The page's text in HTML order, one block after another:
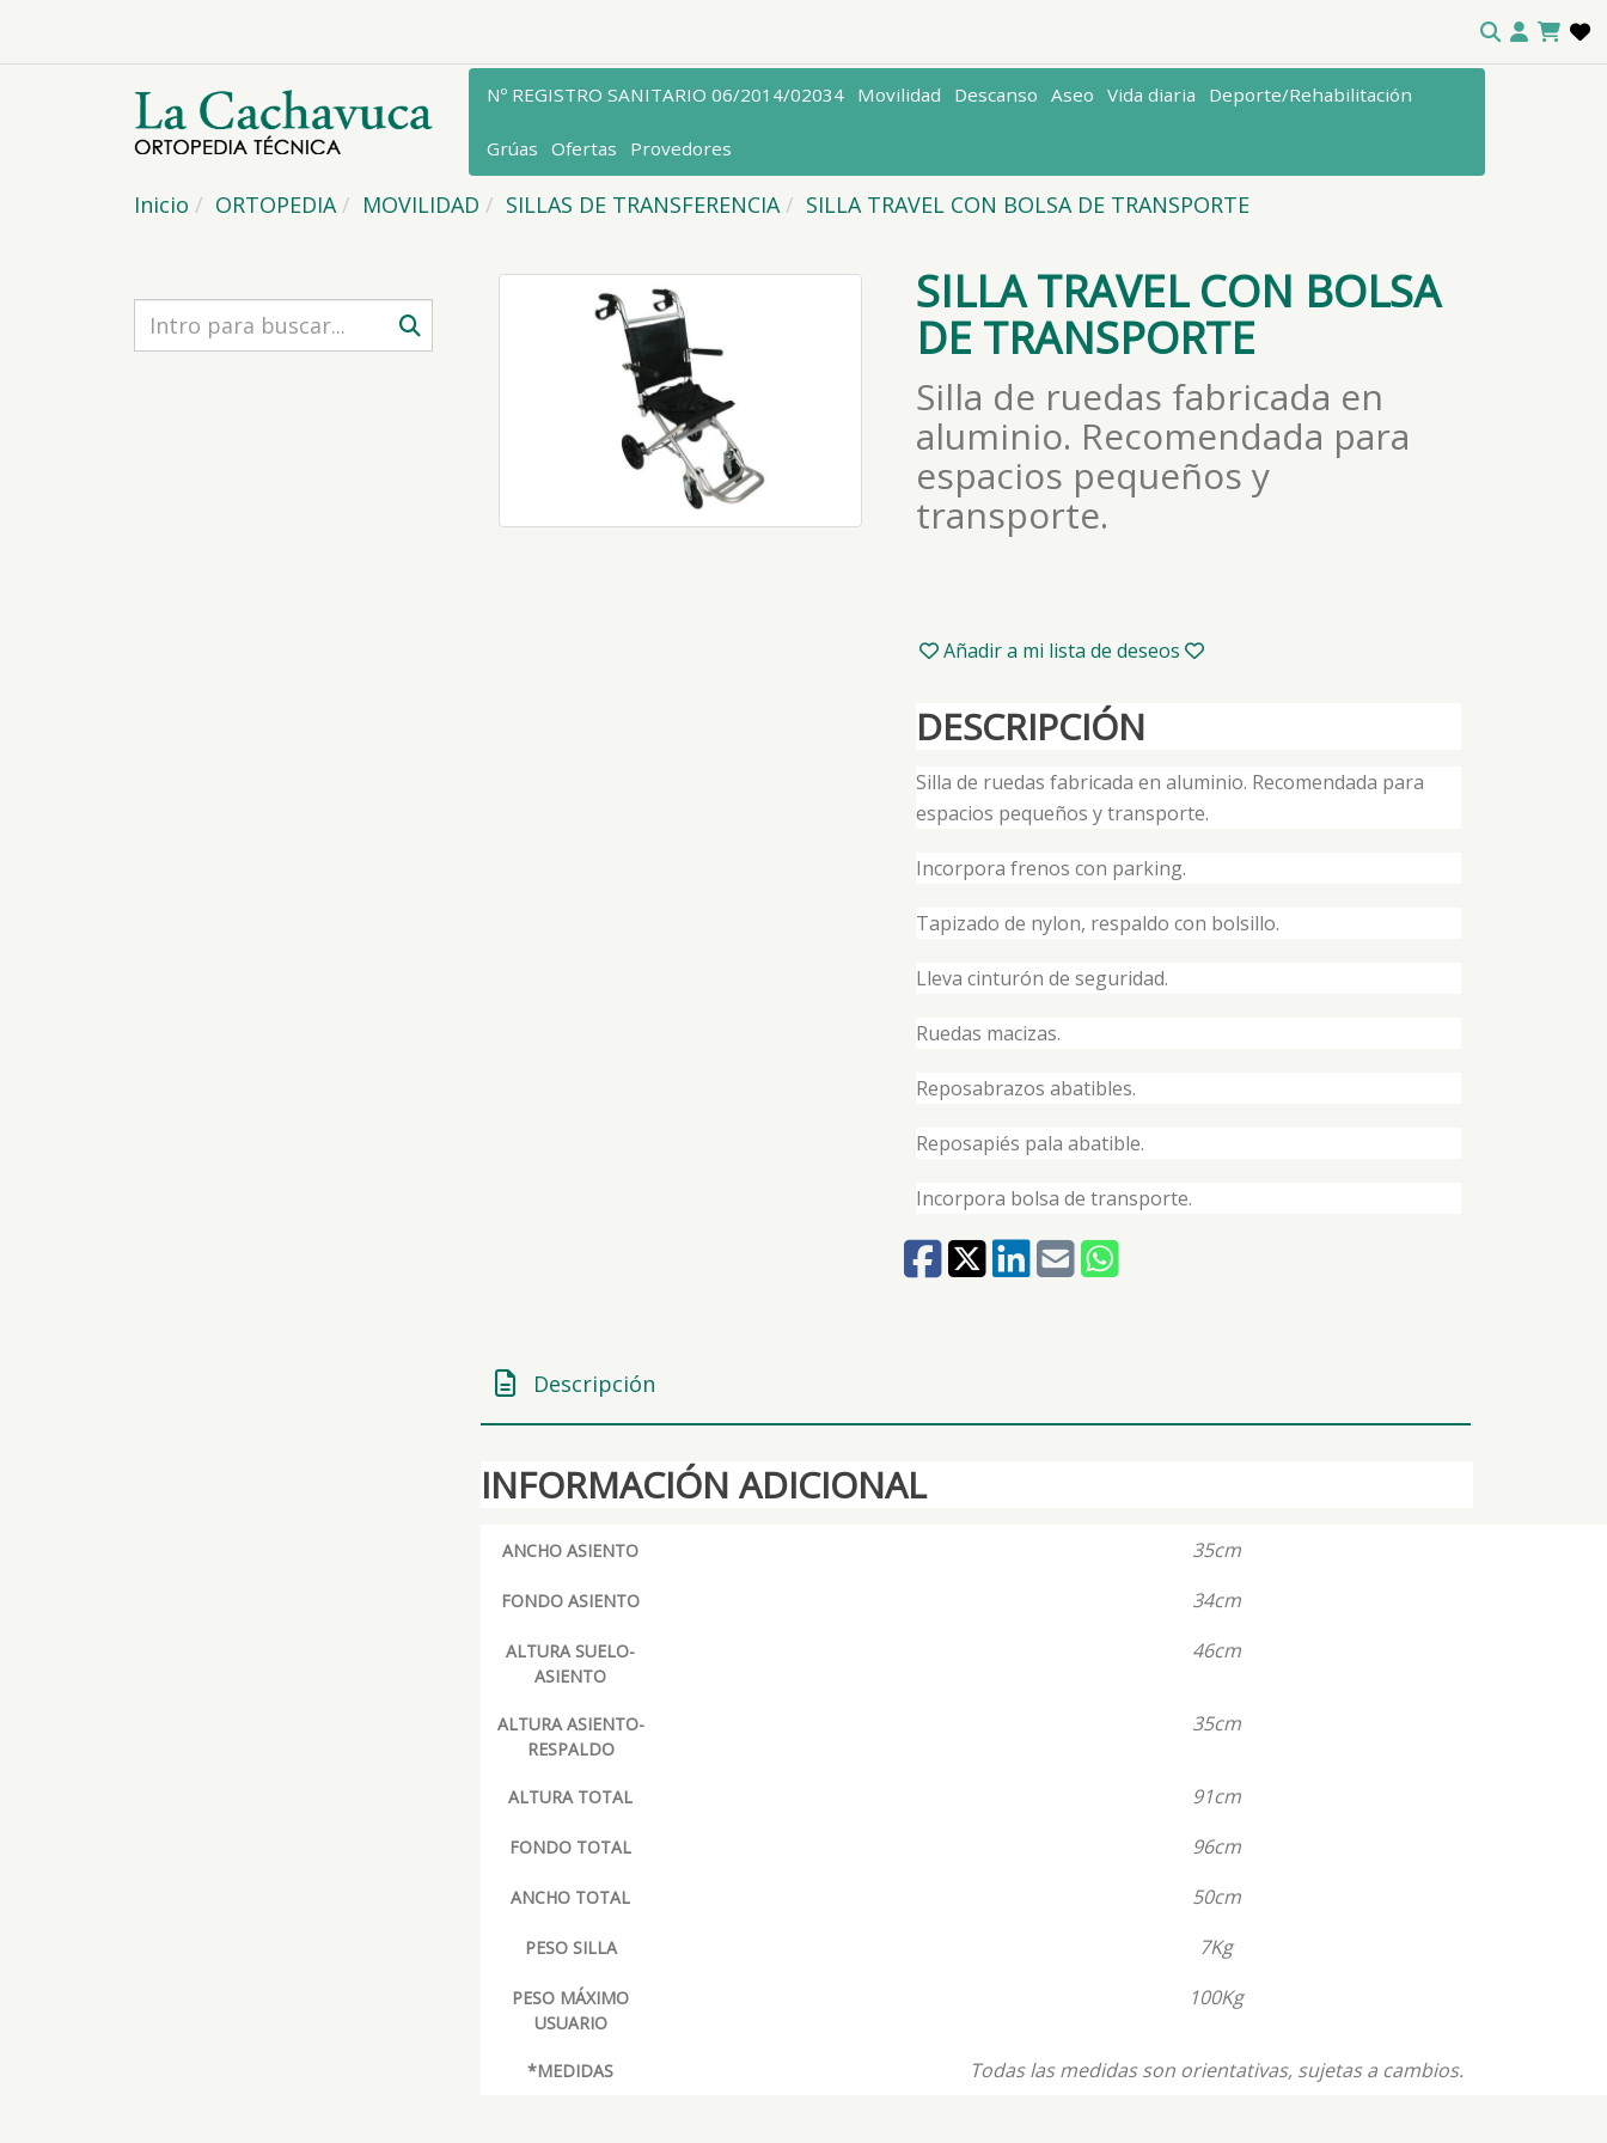
Nº REGISTRO SANITARIO 06/2014/02034 Movilidad Descanso Aseo Vida diaria Deporte/Rehabilitación
Grúas Ofertas Provedores
Inicio ORTOPEDIA MOVILIDAD SILLAS DE TRANSFERENCIA SILLA TRAVEL CON BOLSA DE TRANSPORTE
SILLA TRAVEL CON BOLSA
DE TRANSPORTE
Silla de ruedas fabricada en
aluminio. Recomendada para
espacios pequeños y
transporte.
Añadir a mi lista de deseos
DESCRIPCIÓN
Silla de ruedas fabricada en aluminio. Recomendada para
espacios pequeños y transporte.
Incorpora frenos con parking.
Tapizado de nylon, respaldo con bolsillo.
Lleva cinturón de seguridad.
Ruedas macizas.
Reposabrazos abatibles.
Reposapiés pala abatible.
Incorpora bolsa de transporte.
Descripción
INFORMACIÓN ADICIONAL
ANCHO ASIENTO 35cm
FONDO ASIENTO 34cm
ALTURA SUELO-
ASIENTO
46cm
ALTURA ASIENTO-
RESPALDO
35cm
ALTURA TOTAL 91cm
FONDO TOTAL 96cm
ANCHO TOTAL 50cm
PESO SILLA 7Kg
PESO MÁXIMO
USUARIO
100Kg
*MEDIDAS Todas las medidas son orientativas, sujetas a cambios.